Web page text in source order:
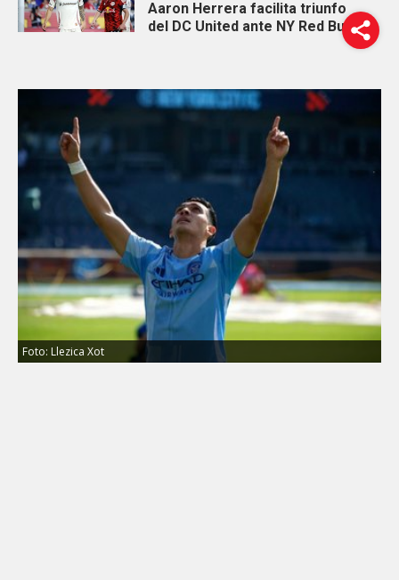
Aaron Herrera facilita triunfo
del DC United ante NY Red Bulls
Foto: Llezica Xot